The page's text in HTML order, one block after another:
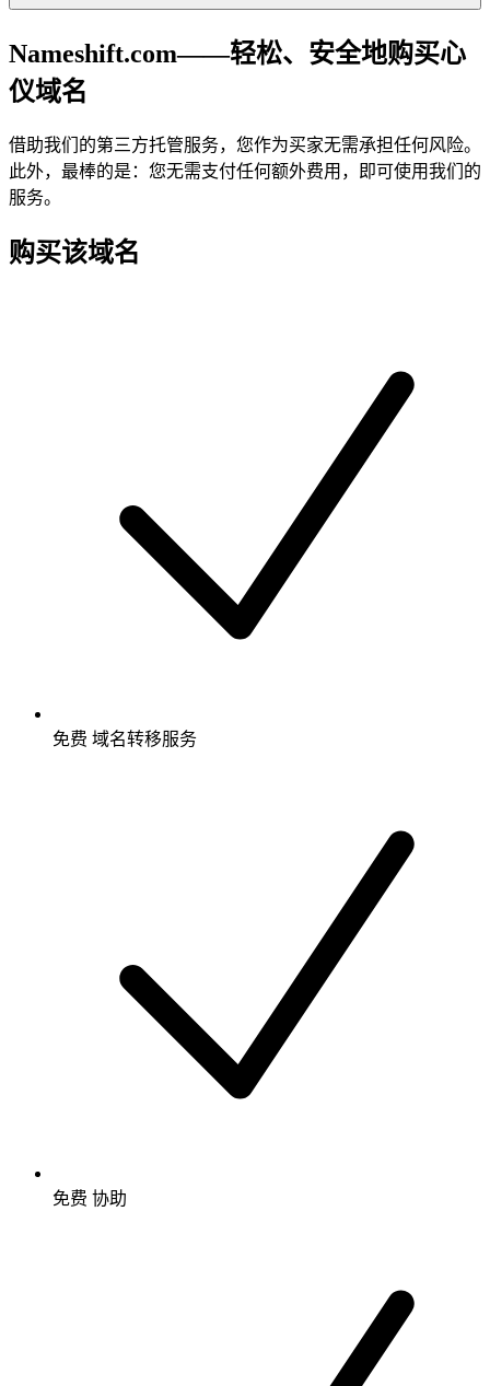
Nameshift.com——轻松、安全地购买心
仪域名
借助我们的第三方托管服务，您作为买家无需承担任何风险。
此外，最棒的是：您无需支付任何额外费用，即可使用我们的
服务。
购买该域名
免费 域名转移服务
免费 协助